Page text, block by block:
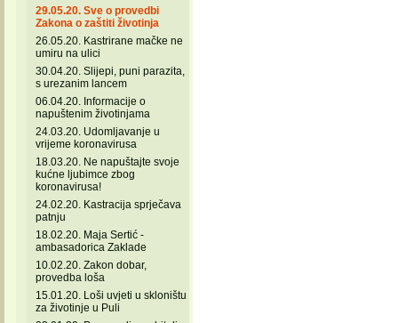
29.05.20. Sve o provedbi
Zakona o zaštiti životinja
26.05.20. Kastrirane mačke ne
umiru na ulici
30.04.20. Slijepi, puni parazita,
s urezanim lancem
06.04.20. Informacije o
napuštenim životinjama
24.03.20. Udomljavanje u
vrijeme koronavirusa
18.03.20. Ne napuštajte svoje
kućne ljubimce zbog
koronavirusa!
24.02.20. Kastracija sprječava
patnju
18.02.20. Maja Sertić -
ambasadorica Zaklade
10.02.20. Zakon dobar,
provedba loša
15.01.20. Loši uvjeti u skloništu
za životinje u Puli